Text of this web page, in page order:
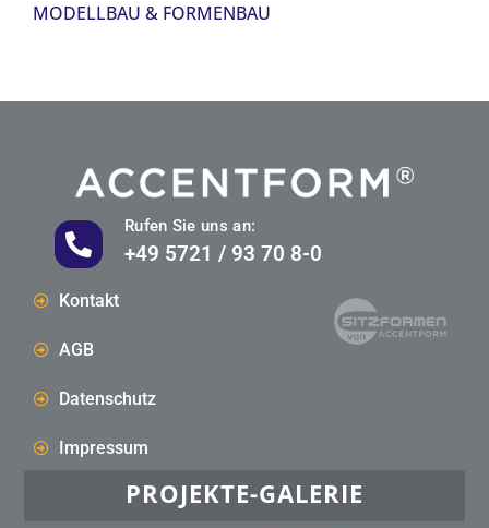
MODELLBAU & FORMENBAU
Rufen Sie uns an:
+49 5721 / 93 70 8-0
Kontakt
AGB
Datenschutz
Impressum
PROJEKTE-GALERIE